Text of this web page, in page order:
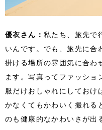
優衣さん： 私たち、旅先で
いんです。でも、旅先に合
掛ける場所の雰囲気に合わ
ます。写真ってファッショ
服だけおしゃれにしてお
かなくてもかわいく撮れる
のも健康的なかわいさが出